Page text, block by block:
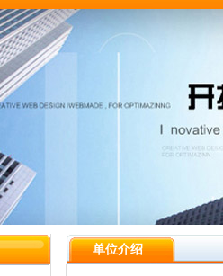
单位介绍